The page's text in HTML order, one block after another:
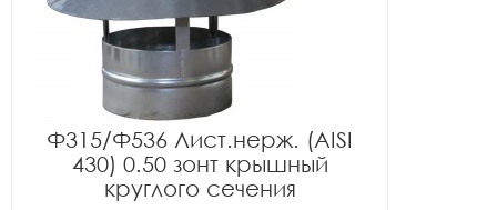
Ф315/Ф536 Лист.нерж. (AISI
430) 0.50 зонт крышный
круглого сечения